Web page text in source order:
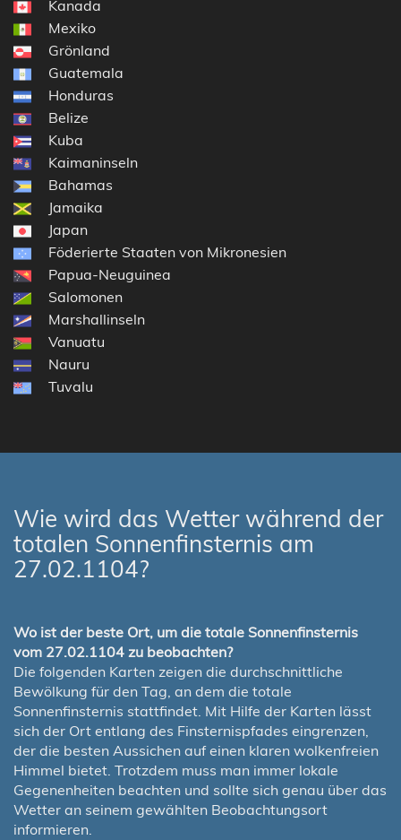
Kanada
Mexiko
Grönland
Guatemala
Honduras
Belize
Kuba
Kaimaninseln
Bahamas
Jamaika
Japan
Föderierte Staaten von Mikronesien
Papua-Neuguinea
Salomonen
Marshallinseln
Vanuatu
Nauru
Tuvalu
Wie wird das Wetter während der
totalen Sonnenfinsternis am
27.02.1104?
Wo ist der beste Ort, um die totale Sonnenfinsternis
vom 27.02.1104 zu beobachten?
Die folgenden Karten zeigen die durchschnittliche
Bewölkung für den Tag, an dem die totale
Sonnenfinsternis stattfindet. Mit Hilfe der Karten lässt
sich der Ort entlang des Finsternispfades eingrenzen,
der die besten Aussichen auf einen klaren wolkenfreien
Himmel bietet. Trotzdem muss man immer lokale
Gegenenheiten beachten und sollte sich genau über das
Wetter an seinem gewählten Beobachtungsort
informieren.